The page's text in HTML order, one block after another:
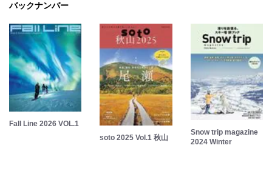
バックナンバー
Fall Line 2026 VOL.1
soto 2025 Vol.1 秋山
Snow trip magazine
2024 Winter